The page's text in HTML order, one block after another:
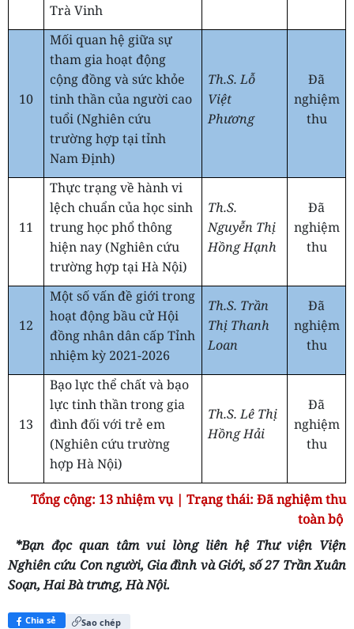
Trà Vinh
10
Mối quan hệ giữa sự
tham gia hoạt động
cộng đồng và sức khỏe
tinh thần của người cao
tuổi (Nghiên cứu
trường hợp tại tỉnh
Nam Định)
Th.S. Lỗ
Việt
Phương
Đã
nghiệm
thu
11
Thực trạng về hành vi
lệch chuẩn của học sinh
trung học phổ thông
hiện nay (Nghiên cứu
trường hợp tại Hà Nội)
Th.S.
Nguyễn Thị
Hồng Hạnh
Đã
nghiệm
thu
12
Một số vấn đề giới trong
hoạt động bầu cử Hội
đồng nhân dân cấp Tỉnh
nhiệm kỳ 2021-2026
Th.S. Trần
Thị Thanh
Loan
Đã
nghiệm
thu
13
Bạo lực thể chất và bạo
lực tinh thần trong gia
đình đối với trẻ em
(Nghiên cứu trường
hợp Hà Nội)
Th.S. Lê Thị
Hồng Hải
Đã
nghiệm
thu
Tổng cộng: 13 nhiệm vụ | Trạng thái: Đã nghiệm thu
toàn bộ
*Bạn đọc quan tâm vui lòng liên hệ Thư viện Viện
Nghiên cứu Con người, Gia đình và Giới, số 27 Trần Xuân
Soạn, Hai Bà trưng, Hà Nội.
Chia sẻ Sao chép